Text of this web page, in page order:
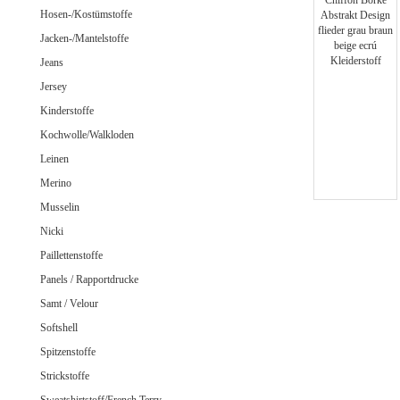
Hosen-/Kostümstoffe
Jacken-/Mantelstoffe
Jeans
Jersey
Kinderstoffe
Kochwolle/Walkloden
Leinen
Merino
Musselin
Nicki
Paillettenstoffe
Panels / Rapportdrucke
Samt / Velour
Softshell
Spitzenstoffe
Strickstoffe